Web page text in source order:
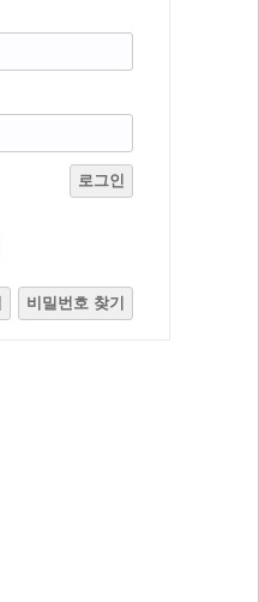
로그인
비밀번호 찾기